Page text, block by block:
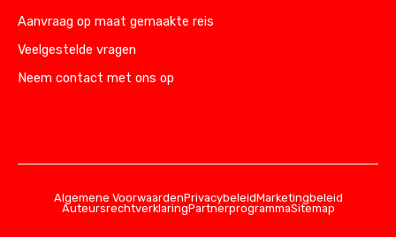
Aanvraag op maat gemaakte reis
Veelgestelde vragen
Neem contact met ons op
Algemene VoorwaardenPrivacybeleidMarketingbeleid
AuteursrechtverklaringPartnerprogrammaSitemap